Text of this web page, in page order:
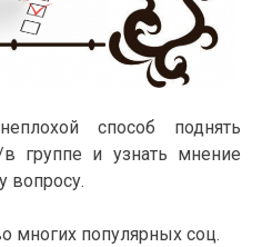
способ поднять
в группе и узнать мнение
вопросу.
многих популярных соц.